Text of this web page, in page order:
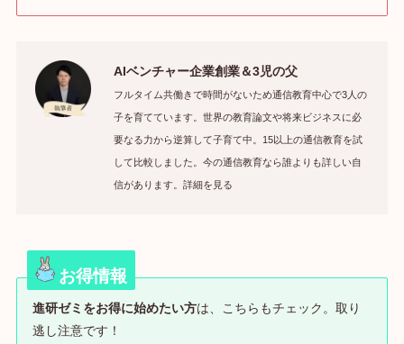
AIベンチャー企業創業＆3児の父
フルタイム共働きで時間がないため通信教育中心で3人の
子を育てています。世界の教育論文や将来ビジネスに必
要なる力から逆算して子育て中。15以上の通信教育を試
して比較しました。今の通信教育なら誰よりも詳しい自
信があります。詳細を見る
お得情報
進研ゼミをお得に始めたい方は、こちらもチェック。取り
逃し注意です！